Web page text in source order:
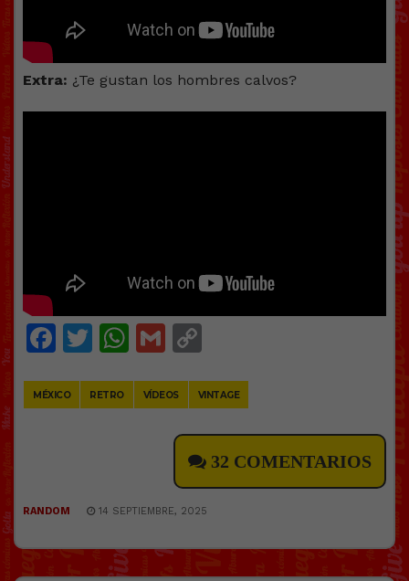
Extra: ¿Te gustan los hombres calvos?
Facebook
Twitter
WhatsApp
Gmail
MÉXICO RETRO VÍDEOS VINTAGE
32 COMENTARIOS
RANDOM 14 SEPTIEMBRE, 2025